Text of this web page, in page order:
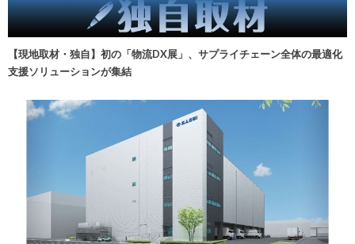
【現地取材・独自】初の「物流DX展」、サプライチェーン全体の最適化
支援ソリューションが集結